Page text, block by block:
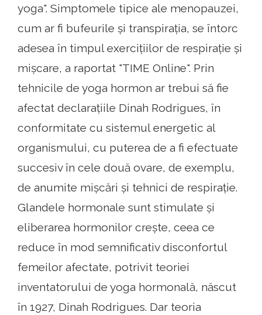
yoga". Simptomele tipice ale menopauzei,
cum ar fi bufeurile și transpirația, se întorc
adesea în timpul exercițiilor de respirație și
mișcare, a raportat "TIME Online". Prin
tehnicile de yoga hormon ar trebui să fie
afectat declarațiile Dinah Rodrigues, în
conformitate cu sistemul energetic al
organismului, cu puterea de a fi efectuate
succesiv în cele două ovare, de exemplu,
de anumite mișcări și tehnici de respirație.
Glandele hormonale sunt stimulate și
eliberarea hormonilor crește, ceea ce
reduce în mod semnificativ disconfortul
femeilor afectate, potrivit teoriei
inventatorului de yoga hormonală, născut
în 1927, Dinah Rodrigues. Dar teoria